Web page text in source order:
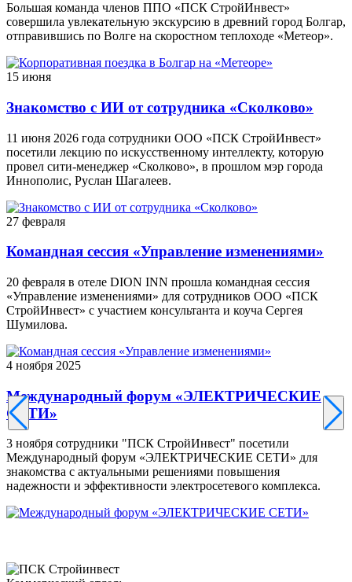
Большая команда членов ППО «ПСК СтройИнвест»
совершила увлекательную экскурсию в древний город Болгар,
отправившись по Волге на скоростном теплоходе «Метеор».
15 июня
Знакомство с ИИ от сотрудника «Сколково»
11 июня 2026 года сотрудники ООО «ПСК СтройИнвест»
посетили лекцию по искусственному интеллекту, которую
провел сити-менеджер «Сколково», в прошлом мэр города
Иннополис, Руслан Шагалеев.
27 февраля
Командная сессия «Управление изменениями»
20 февраля в отеле DION INN прошла командная сессия
«Управление изменениями» для сотрудников ООО «ПСК
СтройИнвест» с участием консультанта и коуча Сергея
Шумилова.
4 ноября 2025
Международный форум «ЭЛЕКТРИЧЕСКИЕ
СЕТИ»
3 ноября сотрудники "ПСК СтройИнвест" посетили
Международный форум «ЭЛЕКТРИЧЕСКИЕ СЕТИ» для
знакомства с актуальными решениями повышения
надежности и эффективности электросетевого комплекса.